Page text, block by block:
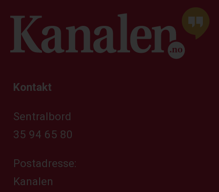
Kontakt
Sentralbord
35 94 65 80
Postadresse:
Kanalen